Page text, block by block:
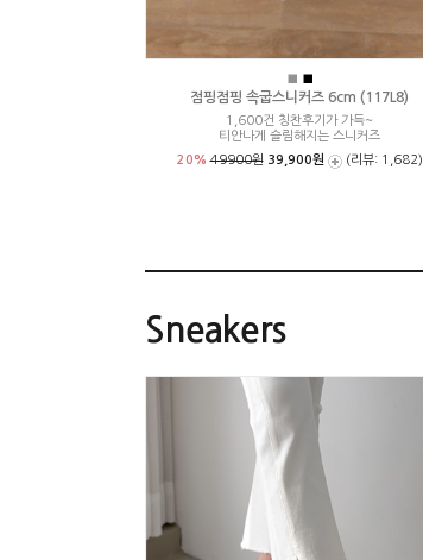
■ ■
점핑점핑 속굽스니커즈 6cm (117L8)
1,600건 칭찬후기가 가득~
티안나게 슬림해지는 스니커즈
20%49900원 39,900원 (리뷰: 1,682)
Sneakers